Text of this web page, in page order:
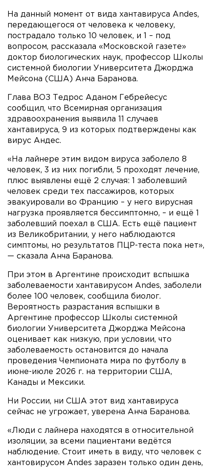
На данный момент от вида хантавируса Andes,
передающегося от человека к человеку,
пострадало только 10 человек, и 1 – под
вопросом, рассказала «Московской газете»
доктор биологических наук, профессор Школы
системной биологии Университета Джорджа
Мейсона (США) Анча Баранова.
Глава ВОЗ Тедрос Аданом Гебрейесус
сообщил, что Всемирная организация
здравоохранения выявила 11 случаев
хантавируса, 9 из которых подтверждены как
вирус Андес.
«На лайнере этим видом вируса заболело 8
человек, 3 из них погибли, 5 проходят лечение,
плюс выявлены ещё 2 случая: 1 заболевший
человек среди тех пассажиров, которых
эвакуировали во Францию – у него вирусная
нагрузка проявляется бессимптомно, – и ещё 1
заболевший поехал в США. Есть ещё пациент
из Великобритании, у него наблюдаются
симптомы, но результатов ПЦР-теста пока нет»,
— сказала Анча Баранова.
При этом в Аргентине происходит вспышка
заболеваемости хантавирусом Andes, заболели
более 100 человек, сообщила биолог.
Вероятность разрастания вспышки в
Аргентине профессор Школы системной
биологии Университета Джорджа Мейсона
оценивает как низкую, при условии, что
заболеваемость остановится до начала
проведения Чемпионата мира по футболу в
июне-июле 2026 г. на территории США,
Канады и Мексики.
Ни России, ни США этот вид хантавируса
сейчас не угрожает, уверена Анча Баранова.
«Люди с лайнера находятся в относительной
изоляции, за всеми пациентами ведётся
наблюдение. Стоит иметь в виду, что человек с
хантовирусом Andes заразен только один день,